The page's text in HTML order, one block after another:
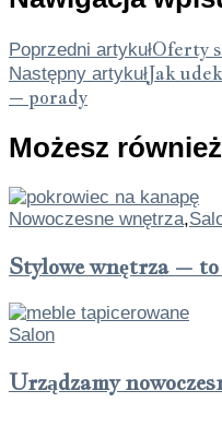
Poprzedni artykułOferty
Następny artykułJak
– porady
Możesz
Nowoczesne wnętrza,
Stylowe wnętrza –
Salon
Urządzamy